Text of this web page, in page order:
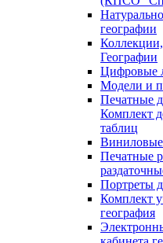
географии
Коллекции,
Географии
Цифровые
Модели и
Печатные
Комплект
таблиц
Виниловые
Печатные
Портреты
Комплект
география